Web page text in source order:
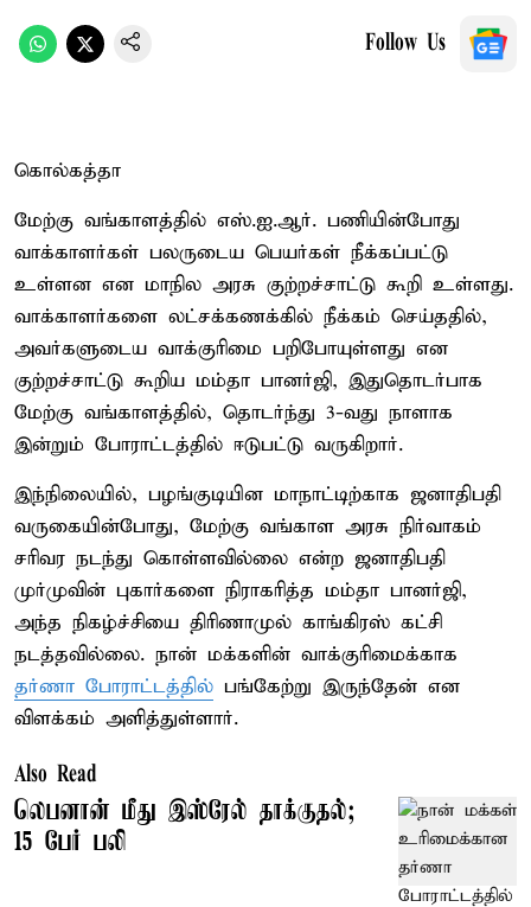
Follow Us
கொல்கத்தா
மேற்கு வங்காளத்தில் எஸ்.ஐ.ஆர். பணியின்போது
வாக்காளர்கள் பலருடைய பெயர்கள் நீக்கப்பட்டு
உள்ளன என மாநில அரசு குற்றச்சாட்டு கூறி உள்ளது.
வாக்காளர்களை லட்சக்கணக்கில் நீக்கம் செய்ததில்,
அவர்களுடைய வாக்குரிமை பறிபோயுள்ளது என
குற்றச்சாட்டு கூறிய மம்தா பானர்ஜி, இதுதொடர்பாக
மேற்கு வங்காளத்தில், தொடர்ந்து 3-வது நாளாக
இன்றும் போராட்டத்தில் ஈடுபட்டு வருகிறார்.
இந்நிலையில், பழங்குடியின மாநாட்டிற்காக ஜனாதிபதி
வருகையின்போது, மேற்கு வங்காள அரசு நிர்வாகம்
சரிவர நடந்து கொள்ளவில்லை என்ற ஜனாதிபதி
முர்முவின் புகார்களை நிராகரித்த மம்தா பானர்ஜி,
அந்த நிகழ்ச்சியை திரிணாமுல் காங்கிரஸ் கட்சி
நடத்தவில்லை. நான் மக்களின் வாக்குரிமைக்காக
தர்ணா போராட்டத்தில் பங்கேற்று இருந்தேன் என
விளக்கம் அளித்துள்ளார்.
Also Read
லெபனான் மீது இஸ்ரேல் தாக்குதல்;
15 பேர் பலி